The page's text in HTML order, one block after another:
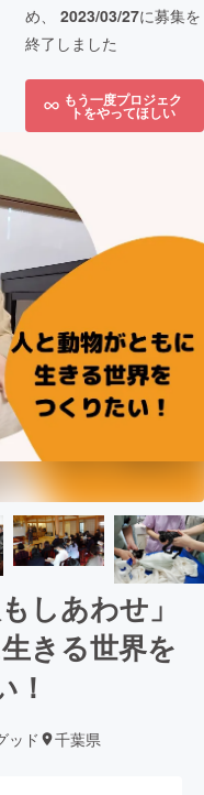
め、 2023/03/27に募集を
終了しました
もう一度プロジェク
トをやってほしい
しあわせ」
きる世界を
！
ッド 千葉県